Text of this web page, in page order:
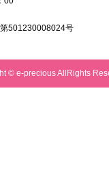
501230008024号
© e-precious AllRights